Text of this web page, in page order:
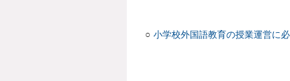
英語科
○ 小学校外国語教育の授業運営に
英語科